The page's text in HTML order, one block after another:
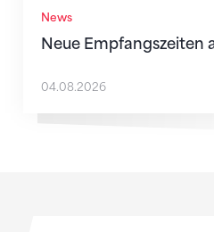
News
Neue Empfangszeiten
04.08.2026